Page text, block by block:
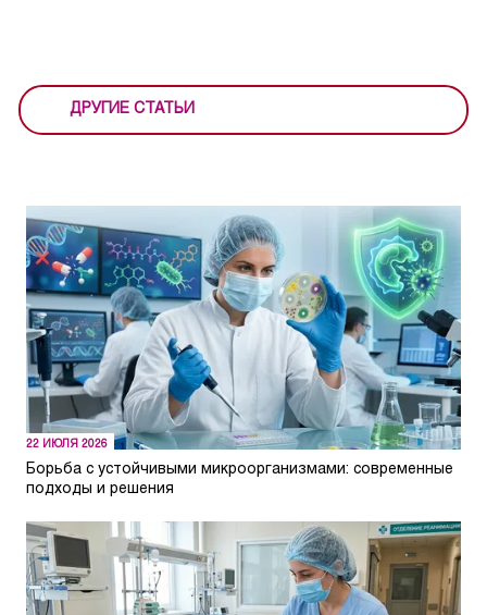
ДРУГИЕ СТАТЬИ
22 ИЮЛЯ 2026
Борьба с устойчивыми микроорганизмами: современные
подходы и решения